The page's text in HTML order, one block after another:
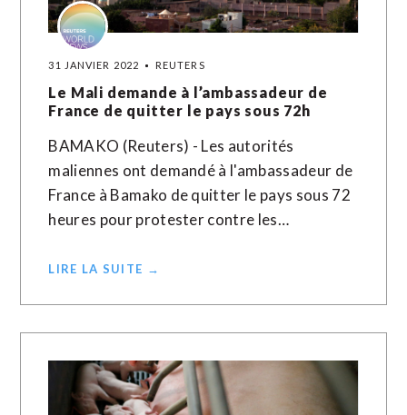
31 JANVIER 2022 REUTERS
Le Mali demande à l’ambassadeur de
France de quitter le pays sous 72h
BAMAKO (Reuters) - Les autorités
maliennes ont demandé à l'ambassadeur de
France à Bamako de quitter le pays sous 72
heures pour protester contre les…
LIRE LA SUITE →